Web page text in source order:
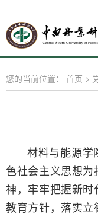
您的当前位置： 首页 >
材料与能源学
色社会主义思想
神，牢牢把握新时
教育方针，落实立